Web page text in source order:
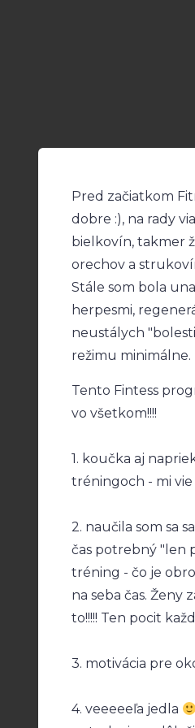
Pred začiatkom
dobre :), na rady
bielkovín, takmer
orechov a
Stále som bola
herpesmi,
neustálych
režimu minimálne.
Tento Fintess
vo všetkom!!!!
1. koučka aj
tréningoch - mi
2. naučila som sa
čas potrebný "len
tréning - čo je
na seba čas. Ženy
to!!!!! Ten pocit
3. motivácia pre
4. veeeeeľa jedla